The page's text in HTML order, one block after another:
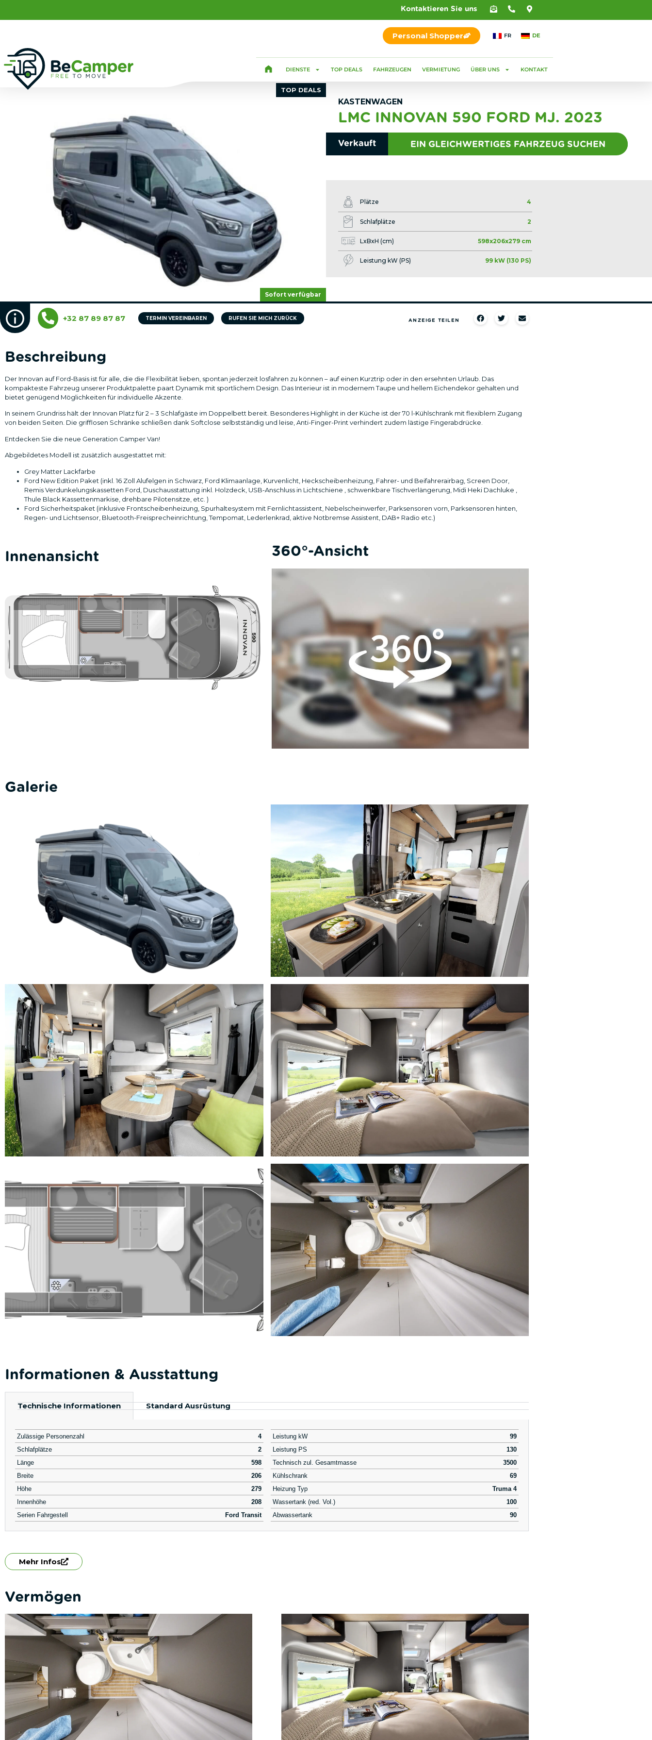
Kontaktieren Sie uns
Personal Shopper FR DE
DIENSTE TOP DEALS FAHRZEUGEN VERMIETUNG ÜBER UNS KONTAKT
TOP DEALS
Sofort verfügbar
KASTENWAGEN
LMC INNOVAN 590 FORD MJ. 2023
Verkauft EIN GLEICHWERTIGES FAHRZEUG SUCHEN
Plätze 4
Schlafplätze 2
LxBxH (cm) 598x206x279 cm
Leistung kW (PS) 99 kW (130 PS)
+32 87 89 87 87 TERMIN VEREINBAREN RUFEN SIE MICH ZURÜCK ANZEIGE TEILEN​
Beschreibung
Der Innovan auf Ford-Basis ist für alle, die die Flexibilität lieben, spontan jederzeit losfahren zu können – auf einen Kurztrip oder in den ersehnten Urlaub. Das
kompakteste Fahrzeug unserer Produktpalette paart Dynamik mit sportlichem Design. Das Interieur ist in modernem Taupe und hellem Eichendekor gehalten und
bietet genügend Möglichkeiten für individuelle Akzente.
In seinem Grundriss hält der Innovan Platz für 2 – 3 Schlafgäste im Doppelbett bereit. Besonderes Highlight in der Küche ist der 70 l-Kühlschrank mit flexiblem Zugang
von beiden Seiten. Die grifflosen Schränke schließen dank Softclose selbstständig und leise, Anti-Finger-Print verhindert zudem lästige Fingerabdrücke.
Entdecken Sie die neue Generation Camper Van!
Abgebildetes Modell ist zusätzlich ausgestattet mit:
Grey Matter Lackfarbe
Ford New Edition Paket (inkl. 16 Zoll Alufelgen in Schwarz, Ford Klimaanlage, Kurvenlicht, Heckscheibenheizung, Fahrer- und Beifahrerairbag, Screen Door,
Remis Verdunkelungskassetten Ford, Duschausstattung inkl. Holzdeck, USB-Anschluss in Lichtschiene , schwenkbare Tischverlängerung, Midi Heki Dachluke ,
Thule Black Kassettenmarkise, drehbare Pilotensitze, etc. )
Ford Sicherheitspaket (inklusive Frontscheibenheizung, Spurhaltesystem mit Fernlichtassistent, Nebelscheinwerfer, Parksensoren vorn, Parksensoren hinten,
Regen- und Lichtsensor, Bluetooth-Freisprecheinrichtung, Tempomat, Lederlenkrad, aktive Notbremse Assistent, DAB+ Radio etc.)
Innenansicht 360°-Ansicht
Galerie
Informationen & Ausstattung
Technische Informationen Standard Ausrüstung
Zulässige Personenzahl
4
Schlafplätze
2
Länge
598
Breite
206
Höhe
279
Innenhöhe
208
Serien Fahrgestell
Ford Transit
Leistung kW
99
Leistung PS
130
Technisch zul. Gesamtmasse
3500
Kühlschrank
69
Heizung Typ
Truma 4
Wassertank (red. Vol.)
100
Abwassertank
90
Mehr Infos
Vermögen